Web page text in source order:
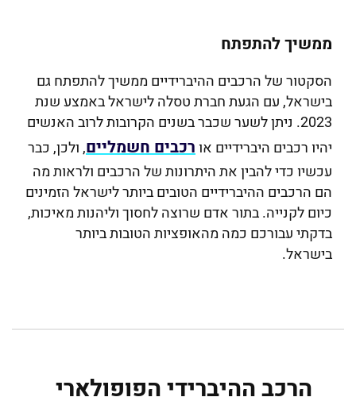
ממשיך להתפתח
הסקטור של הרכבים ההיברידיים ממשיך להתפתח גם
בישראל, עם הגעת חברת טסלה לישראל באמצע שנת
2023. ניתן לשער שכבר בשנים הקרובות לרוב האנשים
יהיו רכבים היברידיים אורכבים חשמליים, ולכן, כבר
עכשיו כדי להבין את היתרונות של הרכבים ולראות מה
הם הרכבים ההיברידיים הטובים ביותר לישראל הזמינים
כיום לקנייה. בתור אדם שרוצה לחסוך וליהנות מאיכות,
בדקתי עבורכם כמה מהאופציות הטובות ביותר
בישראל.
הרכב ההיברידי הפופולארי